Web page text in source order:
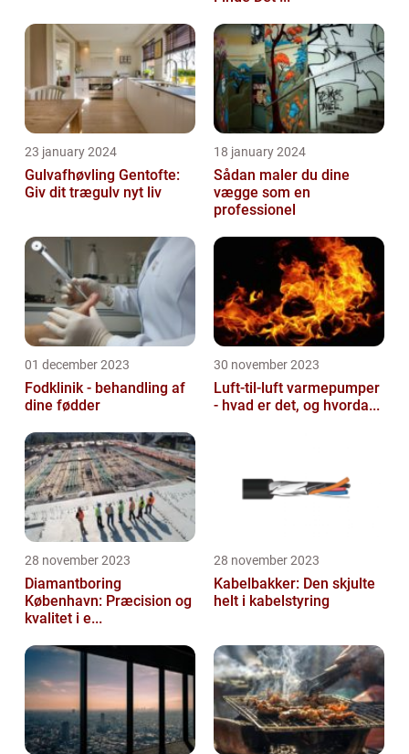
23 january 2024
Gulvafhøvling Gentofte:
Giv dit trægulv nyt liv
18 january 2024
Sådan maler du dine
vægge som en
professionel
01 december 2023
Fodklinik - behandling af
dine fødder
30 november 2023
Luft-til-luft varmepumper
- hvad er det, og hvorda...
28 november 2023
Diamantboring
København: Præcision og
kvalitet i e...
28 november 2023
Kabelbakker: Den skjulte
helt i kabelstyring